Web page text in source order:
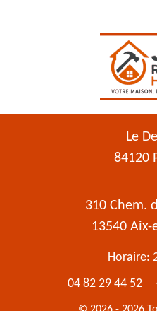
Le
84120
310 Chem.
13540 Aix-
Horaire:
04 82 29 44 52